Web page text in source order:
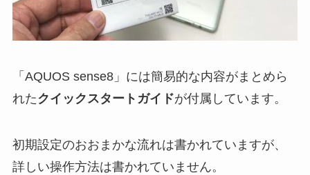
「AQUOS sense8」には簡易的な内容がまとめら
れたクイックスタートガイドが付属しています。
初期設定のおおまかな流れは書かれていますが、
詳しい操作方法は書かれていません。